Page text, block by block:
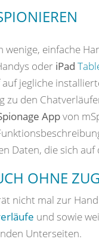
wenige, einfache
oder iPad
jegliche
zu den
Appvon
Daten, die sich
OHNE
nicht mal zur
und sowie
Unterseiten.